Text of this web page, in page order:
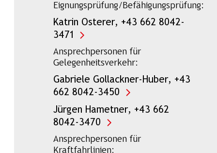
Eignungsprüfung/Befähigungsprüfung:
Katrin Osterer, +43 662 8042-
3471
Ansprechpersonen für
Gelegenheitsverkehr:
Gabriele Gollackner-Huber, +43
662 8042-3450
Jürgen Hametner, +43 662
8042-3470
Ansprechpersonen für
Kraftfahrlinien: